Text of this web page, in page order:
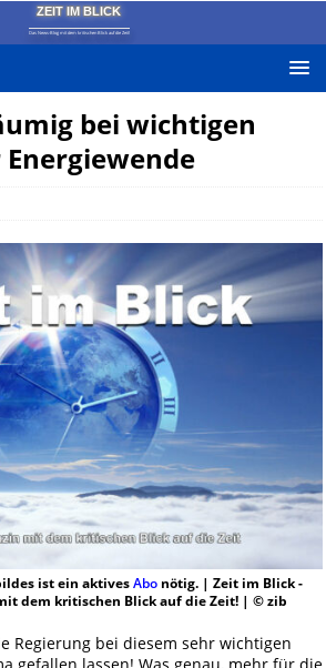
ZEIT IM BLICK
Das News-Blog mit dem kritischen Blick auf die Zeit!
bei wichtigen
ist ein aktivesAbonötig. | Zeit im Blick -
dem kritischen Blick auf die Zeit! | © zib
Regierung bei diesem sehr wichtigen